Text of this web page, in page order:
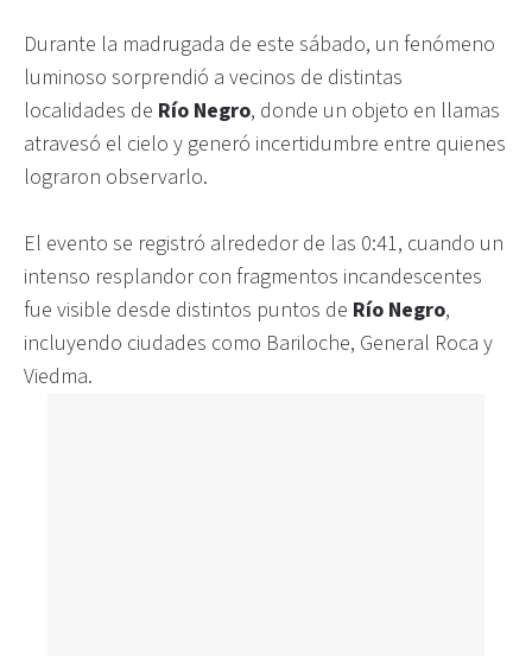
Durante la madrugada de este sábado, un fenómeno
luminoso sorprendió a vecinos de distintas
localidades de Río Negro, donde un objeto en llamas
atravesó el cielo y generó incertidumbre entre quienes
lograron observarlo.
El evento se registró alrededor de las 0:41, cuando un
intenso resplandor con fragmentos incandescentes
fue visible desde distintos puntos de Río Negro,
incluyendo ciudades como Bariloche, General Roca y
Viedma.